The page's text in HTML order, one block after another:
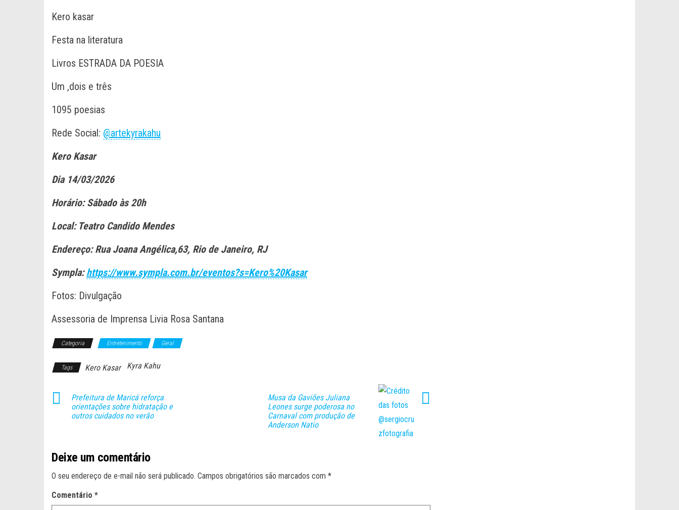
Kero kasar
Festa na literatura
Livros ESTRADA DA POESIA
Um ,dois e três
1095 poesias
Rede Social: @artekyrakahu
Kero Kasar
Dia 14/03/2026
Horário: Sábado às 20h
Local: Teatro Candido Mendes
Endereço: Rua Joana Angélica,63, Rio de Janeiro, RJ
Sympla:https://www.sympla.com.br/eventos?s=Kero%20Kasar
Fotos: Divulgação
Assessoria de Imprensa Livia Rosa Santana
Categoria Entretenimento Geral
Tags Kero Kasar Kyra Kahu
Prefeitura de Maricá reforça
orientações sobre hidratação e
outros cuidados no verão
Musa da Gaviões Juliana
Leones surge poderosa no
Carnaval com produção de
Anderson Natio
Deixe um comentário
O seu endereço de e-mail não será publicado. Campos obrigatórios são marcados com *
Comentário *